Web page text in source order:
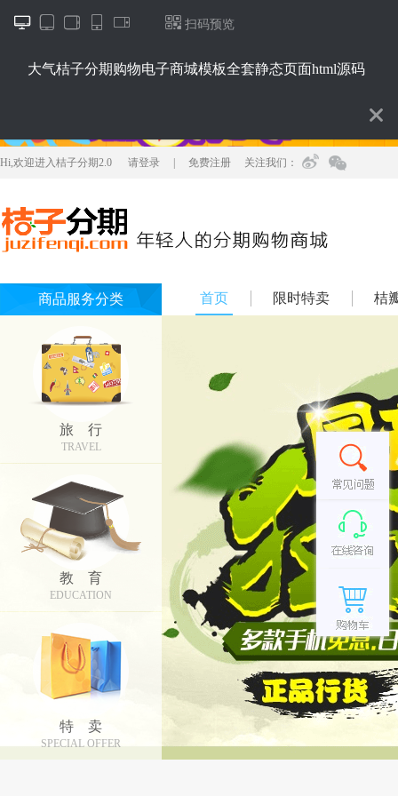
      扫码预览
大气桔子分期购物电子商城模板全套静态页面html源码
